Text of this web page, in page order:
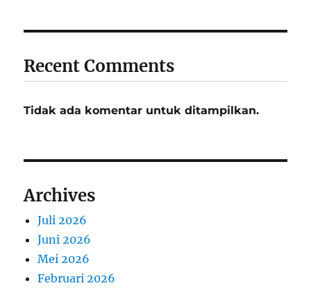
Recent Comments
Tidak ada komentar untuk ditampilkan.
Archives
Juli 2026
Juni 2026
Mei 2026
Februari 2026